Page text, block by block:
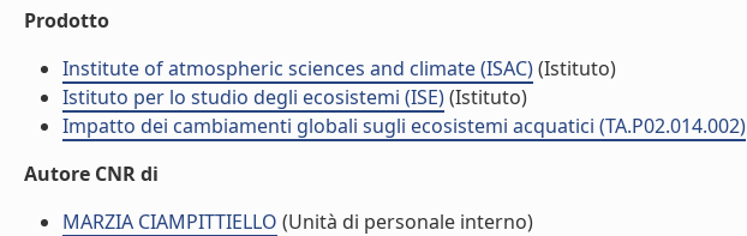
Prodotto
Institute of atmospheric sciences and climate (ISAC)(Istituto)
Istituto per lo studio degli ecosistemi (ISE)(Istituto)
Impatto dei cambiamenti globali sugli ecosistemi acquatici (TA.P02.014.002)
Autore CNR di
MARZIA CIAMPITTIELLO (Unità di personale interno)